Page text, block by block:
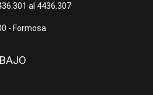
al 4436.307
- Formosa